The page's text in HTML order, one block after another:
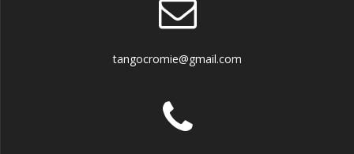
tangocromie@gmail.com